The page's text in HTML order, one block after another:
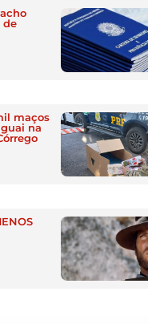
de
maços
na